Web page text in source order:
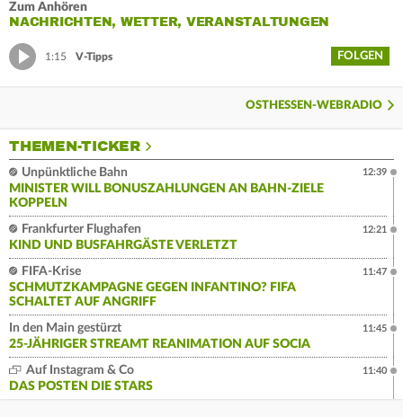
Zum Anhören
NACHRICHTEN, WETTER, VERANSTALTUNGEN
1:15 V-Tipps FOLGEN
OSTHESSEN-WEBRADIO
THEMEN-TICKER
Unpünktliche Bahn
MINISTER WILL BONUSZAHLUNGEN AN BAHN-ZIELE
KOPPELN
12:39
Frankfurter Flughafen
KIND UND BUSFAHRGÄSTE VERLETZT
12:21
FIFA-Krise
SCHMUTZKAMPAGNE GEGEN INFANTINO? FIFA
SCHALTET AUF ANGRIFF
11:47
In den Main gestürzt
25-JÄHRIGER STREAMT REANIMATION AUF SOCIA
11:45
Auf Instagram & Co
DAS POSTEN DIE STARS
11:40